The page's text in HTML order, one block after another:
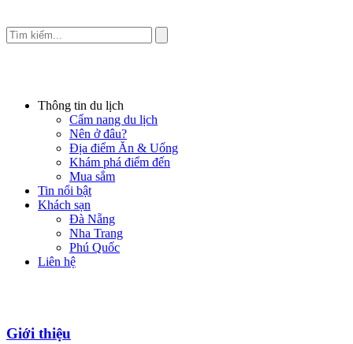
Thông tin du lịch
Cẩm nang du lịch
Nên ở đâu?
Địa điểm Ăn & Uống
Khám phá điểm đến
Mua sắm
Tin nổi bật
Khách sạn
Đà Nẵng
Nha Trang
Phú Quốc
Liên hệ
Giới thiệu